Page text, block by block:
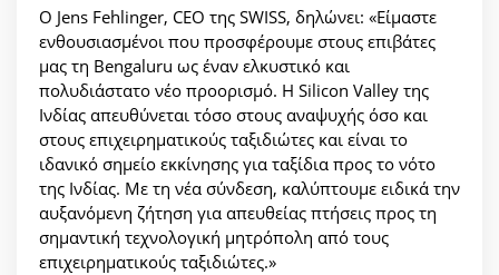
Ο Jens Fehlinger, CEO της SWISS, δηλώνει: «Είμαστε
ενθουσιασμένοι που προσφέρουμε στους επιβάτες
μας τη Bengaluru ως έναν ελκυστικό και
πολυδιάστατο νέο προορισμό. Η Silicon Valley της
Ινδίας απευθύνεται τόσο στους αναψυχής όσο και
στους επιχειρηματικούς ταξιδιώτες και είναι το
ιδανικό σημείο εκκίνησης για ταξίδια προς το νότο
της Ινδίας. Με τη νέα σύνδεση, καλύπτουμε ειδικά την
αυξανόμενη ζήτηση για απευθείας πτήσεις προς τη
σημαντική τεχνολογική μητρόπολη από τους
επιχειρηματικούς ταξιδιώτες.»